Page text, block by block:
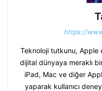
https://
Teknoloji tutkunu, Apple
dijital dünyaya meraklı
iPad, Mac ve diğer
yaparak kullanıcı